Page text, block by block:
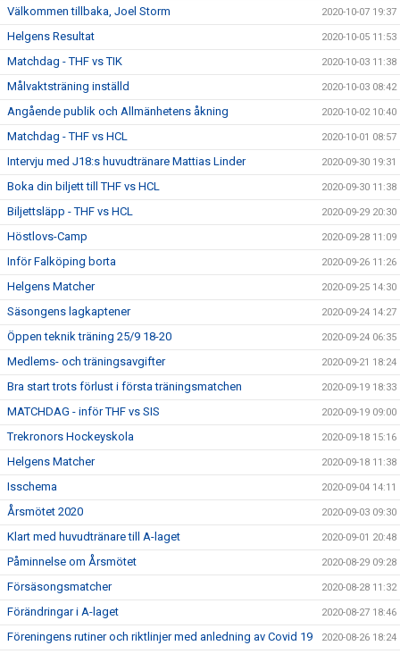
Välkommen tillbaka, Joel Storm 2020-10-07 19:37
Helgens Resultat 2020-10-05 11:53
Matchdag - THF vs TIK 2020-10-03 11:38
Målvaktsträning inställd 2020-10-03 08:42
Angående publik och Allmänhetens åkning 2020-10-02 10:40
Matchdag - THF vs HCL 2020-10-01 08:57
Intervju med J18:s huvudtränare Mattias Linder 2020-09-30 19:31
Boka din biljett till THF vs HCL 2020-09-30 11:38
Biljettsläpp - THF vs HCL 2020-09-29 20:30
Höstlovs-Camp 2020-09-28 11:09
Inför Falköping borta 2020-09-26 11:26
Helgens Matcher 2020-09-25 14:30
Säsongens lagkaptener 2020-09-24 14:27
Öppen teknik träning 25/9 18-20 2020-09-24 06:35
Medlems- och träningsavgifter 2020-09-21 18:24
Bra start trots förlust i första träningsmatchen 2020-09-19 18:33
MATCHDAG - inför THF vs SIS 2020-09-19 09:00
Trekronors Hockeyskola 2020-09-18 15:16
Helgens Matcher 2020-09-18 11:38
Isschema 2020-09-04 14:11
Årsmötet 2020 2020-09-03 09:30
Klart med huvudtränare till A-laget 2020-09-01 20:48
Påminnelse om Årsmötet 2020-08-29 09:28
Försäsongsmatcher 2020-08-28 11:32
Förändringar i A-laget 2020-08-27 18:46
Föreningens rutiner och riktlinjer med anledning av Covid 19 2020-08-26 18:24